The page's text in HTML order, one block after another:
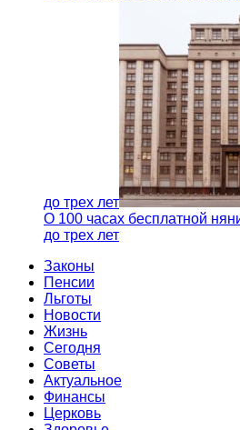
до трех лет
О 100 часах бесплатной
до трех лет
Законы
Пенсии
Льготы
Новости
Жизнь
Сегодня
Советы
Актуальное
Финансы
Церковь